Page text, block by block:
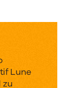
Lune
zu